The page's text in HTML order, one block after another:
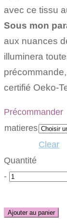
avec ce tissu
Sous mon
aux nuances
illuminera
certifié Oeko-
Précommander
matieres
Clear
Quantité
- Quantité
Ajouter au panier